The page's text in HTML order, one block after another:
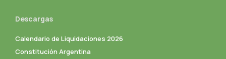
Descargas
Calendario de Liquidaciones 2026
Constitución Argentina